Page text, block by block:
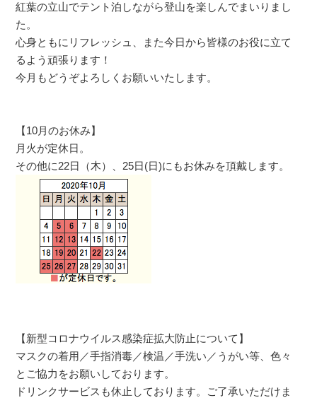
紅葉の立山でテント泊しながら登山を楽しんでまいりまし
た。
心身ともにリフレッシュ、また今日から皆様のお役に立て
るよう頑張ります！
今月もどうぞよろしくお願いいたします。
【10月のお休み】
月火が定休日。
その他に22日（木）、25日(日)にもお休みを頂戴します。
【新型コロナウイルス感染症拡大防止について】
マスクの着用／手指消毒／検温／手洗い／うがい等、色々
とご協力をお願いしております。
ドリンクサービスも休止しております。ご了承いただけま